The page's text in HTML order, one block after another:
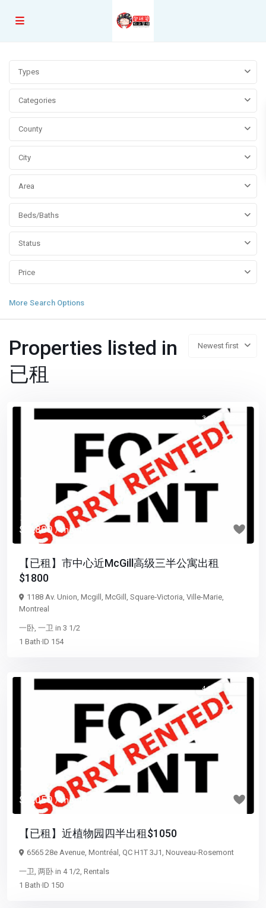
Types
Categories
County
City
Area
Beds/Baths
Status
Price
More Search Options
Newest first
Properties listed in
已租
Previous
$ 1,800/ month
3 1/2
【已租】市中心近McGill高级三半公寓出租
$1800
1188 Av. Union, Mcgill , McGill , Square‑Victoria, Ville-Marie,
Montreal
一卧, 一卫 in 3 1/2
1 Bath·ID 154
Previous
$ 1,050/ month
4 1/2
【已租】近植物园四半出租$1050
6565 28e Avenue, Montréal, QC H1T 3J1, Nouveau-Rosemont
一卫, 两卧 in 4 1/2, Rentals
1 Bath·ID 150